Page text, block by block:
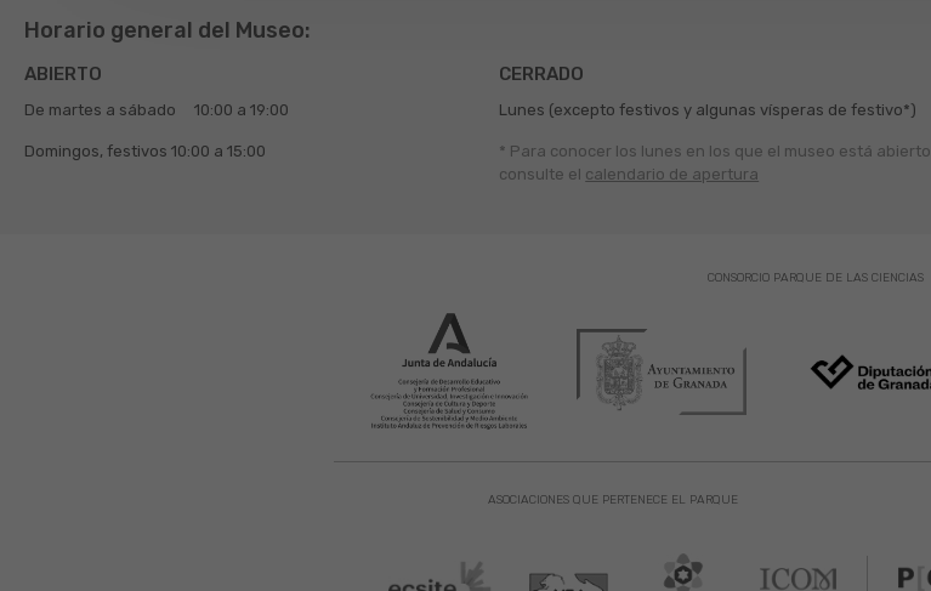
Horario general del Museo:
ABIERTO
De martes a sábado 10:00 a 19:00
Domingos, festivos 10:00 a 15:00
CERRADO
Lunes (excepto festivos y algunas vísperas de festivo*)
* Para conocer los lunes en los que el museo está abierto
consulte el calendario de apertura
ASOCIACIONES QUE PERTENECE EL PARQUE
CONSORCIO PARQUE DE LAS CIENCIAS